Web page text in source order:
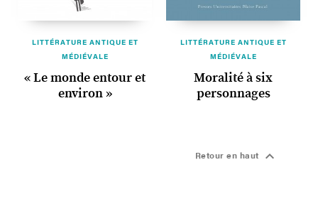
LITTÉRATURE ANTIQUE ET
MÉDIÉVALE
« Le monde entour et
environ »
LITTÉRATURE ANTIQUE ET
MÉDIÉVALE
Moralité à six
personnages
Retour en haut 